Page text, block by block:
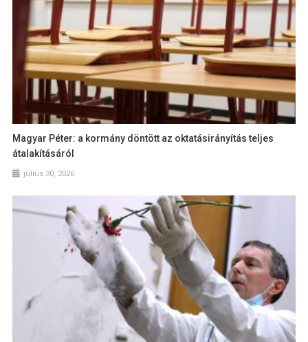
Magyar Péter: a kormány döntött az oktatásirányítás teljes
átalakításáról
július 30, 2026